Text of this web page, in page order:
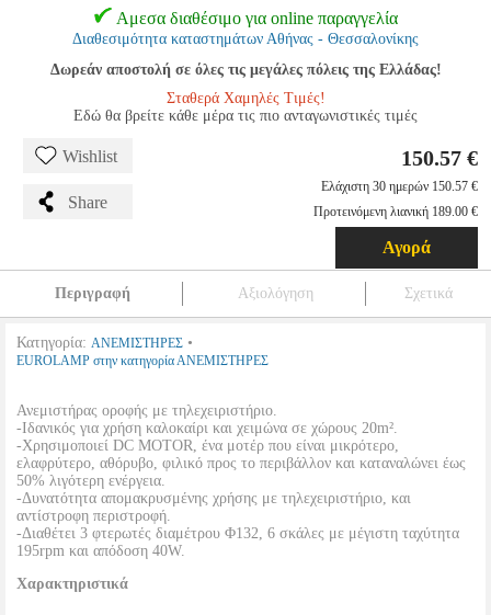
Αμεσα διαθέσιμο για online παραγγελία
Διαθεσιμότητα καταστημάτων Αθήνας - Θεσσαλονίκης
Δωρεάν αποστολή σε όλες τις μεγάλες πόλεις της Ελλάδας!
Σταθερά Χαμηλές Τιμές!
Εδώ θα βρείτε κάθε μέρα τις πιο ανταγωνιστικές τιμές
Wishlist
Share
150.57 €
Ελάχιστη 30 ημερών 150.57 €
Προτεινόμενη λιανική 189.00 €
Αγορά
Περιγραφή Αξιολόγηση Σχετικά
Κατηγορία: ΑΝΕΜΙΣΤΗΡΕΣ •
EUROLAMP στην κατηγορία ΑΝΕΜΙΣΤΗΡΕΣ
Ανεμιστήρας οροφής με τηλεχειριστήριο.
-Ιδανικός για χρήση καλοκαίρι και χειμώνα σε χώρους 20m².
-Χρησιμοποιεί DC MOTOR, ένα μοτέρ που είναι μικρότερο,
ελαφρύτερο, αθόρυβο, φιλικό προς το περιβάλλον και καταναλώνει έως
50% λιγότερη ενέργεια.
-Δυνατότητα απομακρυσμένης χρήσης με τηλεχειριστήριο, και
αντίστροφη περιστροφή.
-Διαθέτει 3 φτερωτές διαμέτρου Φ132, 6 σκάλες με μέγιστη ταχύτητα
195rpm και απόδοση 40W.
Χαρακτηριστικά